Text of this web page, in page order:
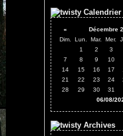
Calendrier
« Décembre
Dim.
Lun. Mar. Mer.
1
2 3
7
8 9 10
14
15 16 17
21
22 23 24
28
29 30
31
06/08/
Archives